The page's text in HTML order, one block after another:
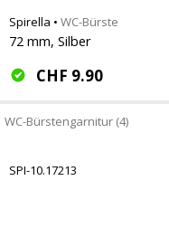
Spirella • WC-Bürste
72 mm, Silber
CHF 9.90
WC-Bürstengarnitur (4)
SPI-10.17213